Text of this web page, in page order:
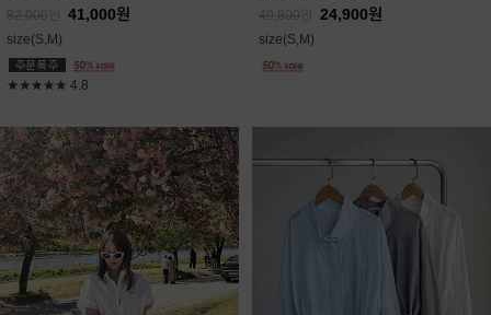
82,000 41,000원
size(S,M)
★★★★★ 4.8
49,800 24,900원
size(S,M)